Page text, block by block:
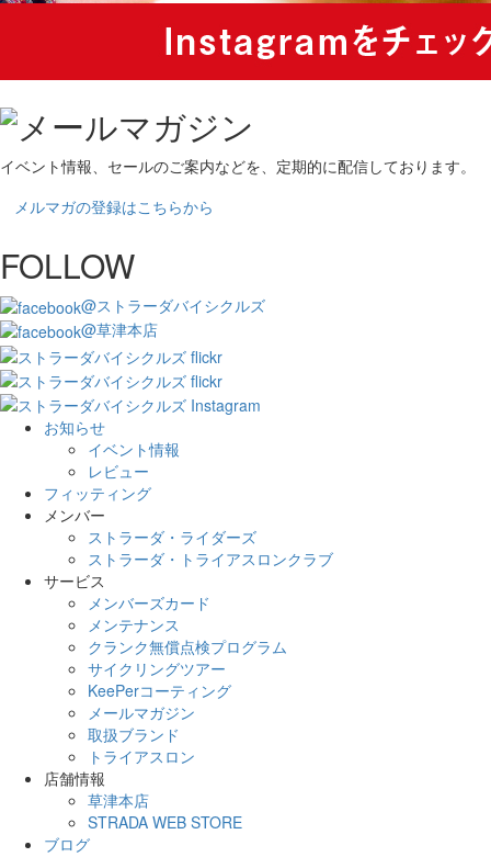
イベント情報、セールのご案内などを、定期的に配信しております。
メルマガの登録はこちらから
FOLLOW
@ストラーダバイシクルズ
@草津本店
お知らせ
イベント情報
レビュー
フィッティング
メンバー
ストラーダ・ライダーズ
ストラーダ・トライアスロンクラブ
サービス
メンバーズカード
メンテナンス
クランク無償点検プログラム
サイクリングツアー
KeePerコーティング
メールマガジン
取扱ブランド
トライアスロン
店舗情報
草津本店
STRADA WEB STORE
ブログ